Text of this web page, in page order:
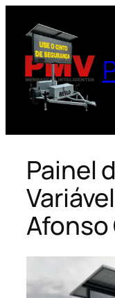
para
conteúdo
Painel
Afonso